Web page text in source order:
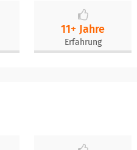
11+ Jahre
Erfahrung